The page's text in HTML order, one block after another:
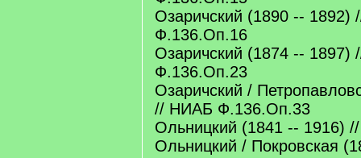
Озаричский (1890 --
Ф.136.Оп.16
Озаричский (1874 --
Ф.136.Оп.23
Озаричский /
// НИАБ Ф.136.Оп.33
Ольницкий (1841 -- 1916)
Ольницкий / Покровская